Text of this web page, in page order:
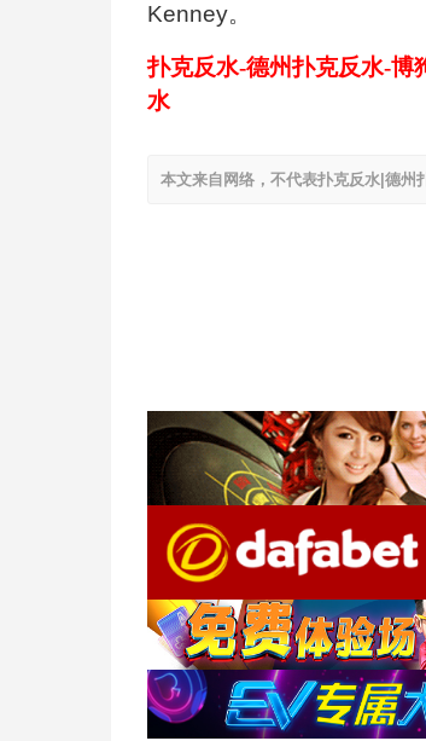
Kenney。
扑克反水-德州扑克反水-博
水
本文来自网络，不代表扑克反水|德